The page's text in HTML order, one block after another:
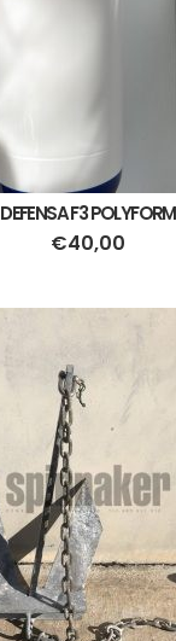
DEFENSA F3 POLYFORM
€40,00